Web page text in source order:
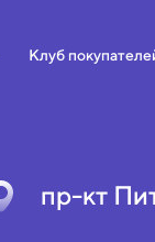
Клуб
пр-кт